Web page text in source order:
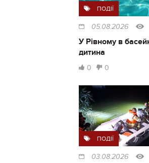
ПОДІЇ
05.08.2026
У Рівному в
дитина
0 0
ПОДІЇ
03.08.2026